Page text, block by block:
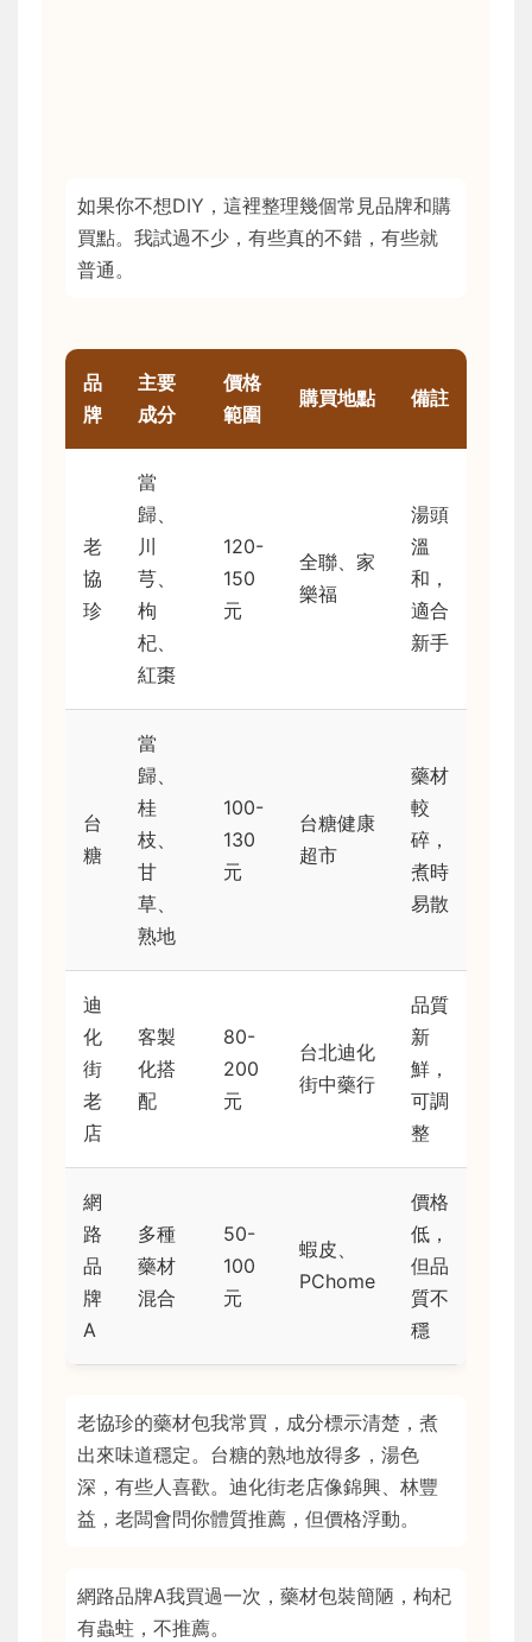
如果你不想DIY，這裡整理幾個常見品牌和購
買點。我試過不少，有些真的不錯，有些就
普通。
品
牌
主要
成分
價格
範圍
購買地點 備註
老
協
珍
當
歸、
川
芎、
枸
杞、
紅棗
120-
150
元
全聯、家
樂福
湯頭
溫
和，
適合
新手
台
糖
當
歸、
桂
枝、
甘
草、
熟地
100-
130
元
台糖健康
超市
藥材
較
碎，
煮時
易散
迪
化
街
老
店
客製
化搭
配
80-
200
元
台北迪化
街中藥行
品質
新
鮮，
可調
整
網
路
品
牌
A
多種
藥材
混合
50-
100
元
蝦皮、
PChome
價格
低，
但品
質不
穩
老協珍的藥材包我常買，成分標示清楚，煮
出來味道穩定。台糖的熟地放得多，湯色
深，有些人喜歡。迪化街老店像錦興、林豐
益，老闆會問你體質推薦，但價格浮動。
網路品牌A我買過一次，藥材包裝簡陋，枸杞
有蟲蛀，不推薦。